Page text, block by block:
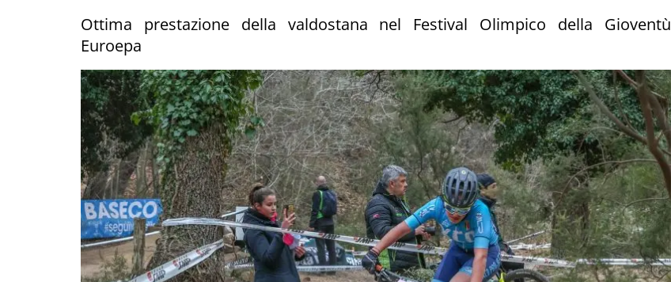
Ottima prestazione della valdostana nel Festival Olimpico della Gioventù
Euroepa